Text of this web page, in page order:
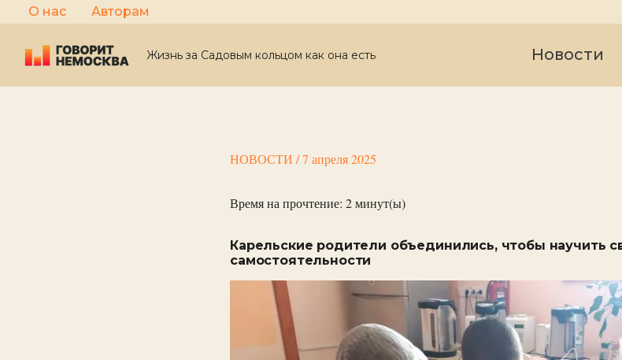
Перейти
к
содержимому
О нас Авторам
Жизнь за Садовым кольцом как она есть Новости
НОВОСТИ /7 апреля 2025
Время на прочтение: 2минут(ы)
Карельские родители объединились, чтобы научить
самостоятельности